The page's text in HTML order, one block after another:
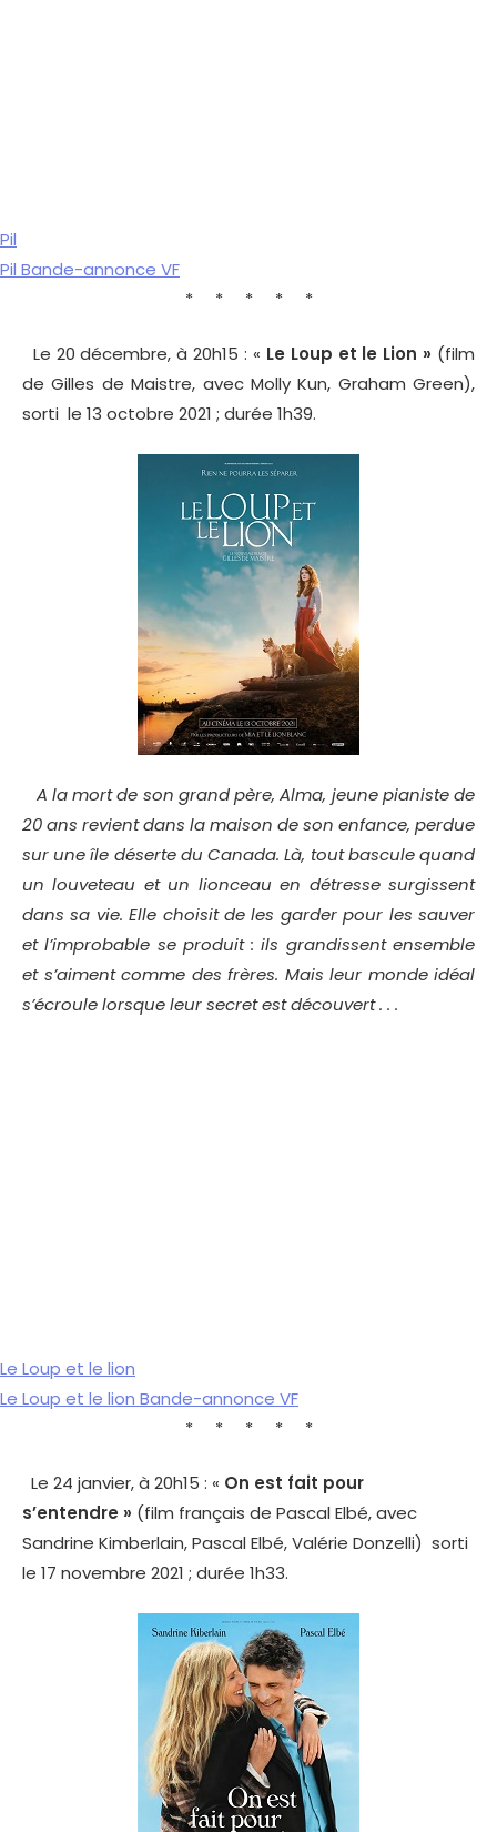
Pil
Pil Bande-annonce VF
* * * * *
Le 20 décembre, à 20h15 : « Le Loup et le Lion » (film
de Gilles de Maistre, avec Molly Kun, Graham Green),
sorti le 13 octobre 2021 ; durée 1h39.
A la mort de son grand père, Alma, jeune pianiste de
20 ans revient dans la maison de son enfance, perdue
sur une île déserte du Canada. Là, tout bascule quand
un louveteau et un lionceau en détresse surgissent
dans sa vie. Elle choisit de les garder pour les sauver
et l’improbable se produit : ils grandissent ensemble
et s’aiment comme des frères. Mais leur monde idéal
s’écroule lorsque leur secret est découvert . . .
Le Loup et le lion
Le Loup et le lion Bande-annonce VF
* * * * *
Le 24 janvier, à 20h15 : « On est fait pour
s’entendre » (film français de Pascal Elbé, avec
Sandrine Kimberlain, Pascal Elbé, Valérie Donzelli) sorti
le 17 novembre 2021 ; durée 1h33.